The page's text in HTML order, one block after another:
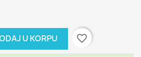
U KORPU favorite_border